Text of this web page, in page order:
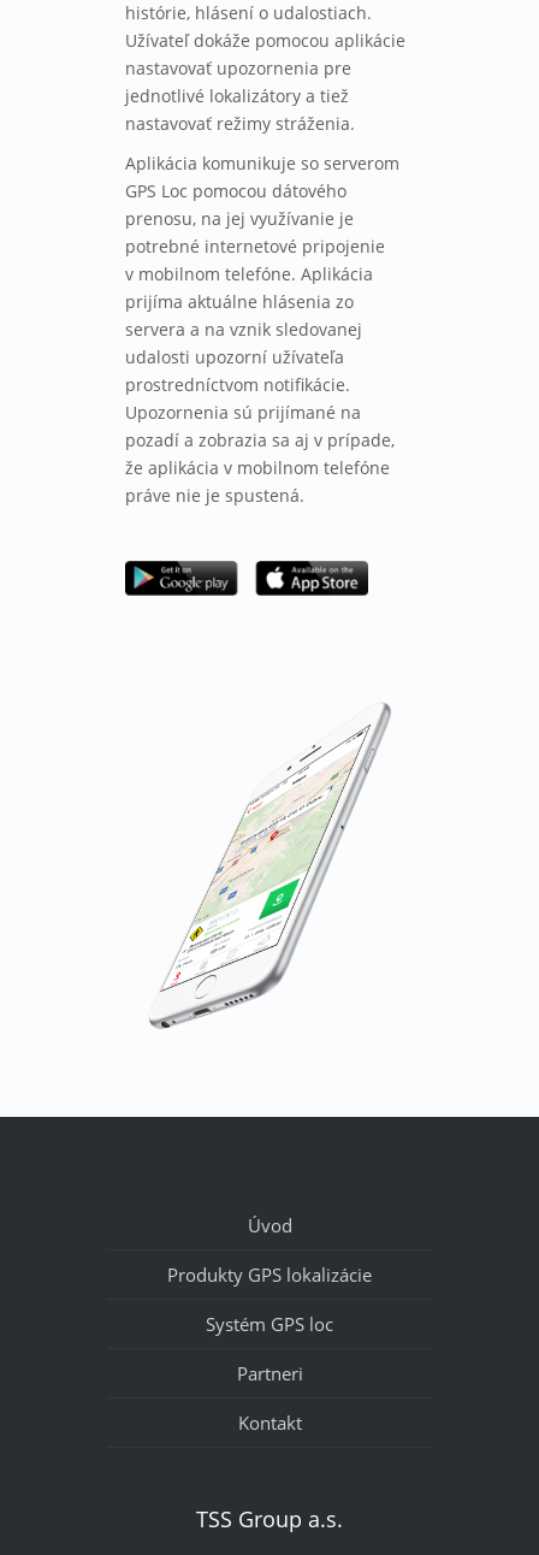
histórie, hlásení o udalostiach.
Užívateľ dokáže pomocou aplikácie
nastavovať upozornenia pre
jednotlivé lokalizátory a tiež
nastavovať režimy stráženia.
Aplikácia komunikuje so serverom
GPS Loc pomocou dátového
prenosu, na jej využívanie je
potrebné internetové pripojenie
v mobilnom telefóne. Aplikácia
prijíma aktuálne hlásenia zo
servera a na vznik sledovanej
udalosti upozorní užívateľa
prostredníctvom notifikácie.
Upozornenia sú prijímané na
pozadí a zobrazia sa aj v prípade,
že aplikácia v mobilnom telefóne
práve nie je spustená.
Úvod
Produkty GPS lokalizácie
Systém GPS loc
Partneri
Kontakt
TSS Group a.s.